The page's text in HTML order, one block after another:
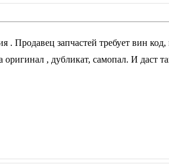
. Продавец запчастей требует вин
оригинал , дубликат, самопал. И даст